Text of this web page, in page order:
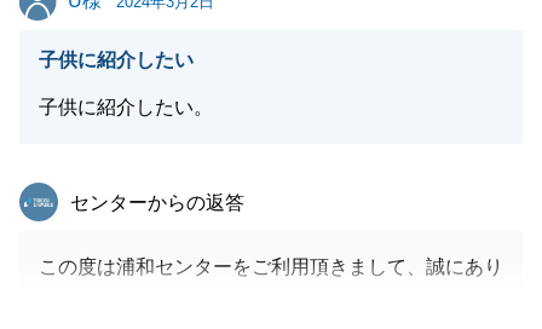
子供に紹介したい
子供に紹介したい。
東急リバブル
センターからの返答
この度は浦和センターをご利用頂きまして、誠にあり